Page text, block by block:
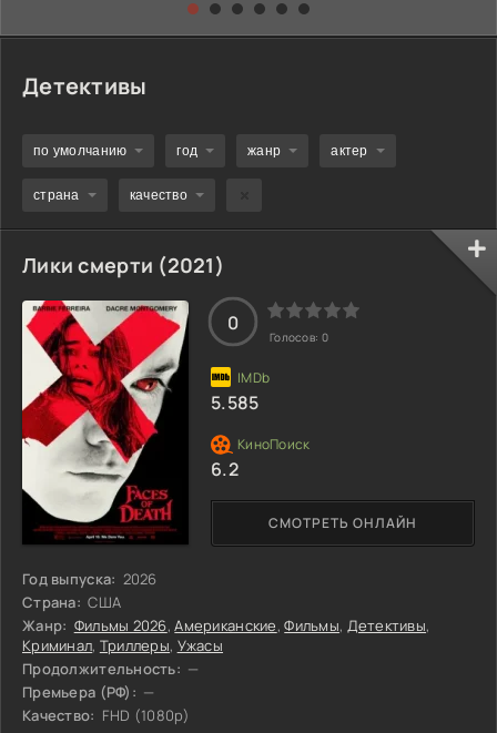
Детективы
по умолчанию год жанр актер
страна качество
Лики смерти (2021)
Год выпуска: 2026
Страна: США
Жанр: Фильмы 2026,Американские,Фильмы, Детективы,
Криминал, Триллеры, Ужасы
Продолжительность: —
Премьера (РФ): —
Качество: FHD (1080p)
СМОТРЕТЬ ОНЛАЙН
0
Голосов: 0
5.585
6.2